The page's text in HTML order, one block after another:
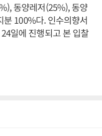
동양레저(25%), 동양
100%다. 인수의향서
일에 진행되고 본 입찰